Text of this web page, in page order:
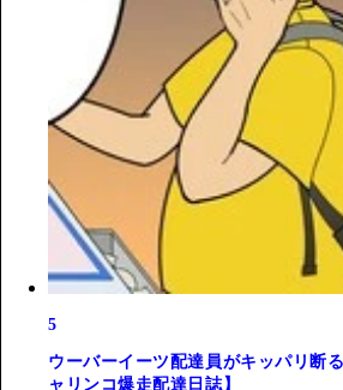
5
ウーバーイーツ配達員がキッパリ断
ャリンコ爆走配達日誌】